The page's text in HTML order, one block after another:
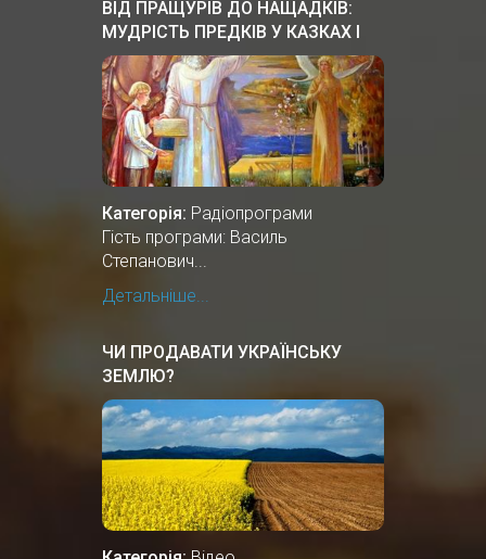
ВІД ПРАЩУРІВ ДО НАЩАДКІВ:
МУДРІСТЬ ПРЕДКІВ У КАЗКАХ І
ПІСНЯХ
Категорія: Радіопрограми
Гість програми: Василь
Степанович...
Детальніше...
ЧИ ПРОДАВАТИ УКРАЇНСЬКУ
ЗЕМЛЮ?